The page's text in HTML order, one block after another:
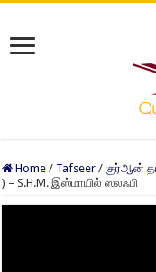
Home / Tafseer / குர்ஆன்
) – S.H.M. இஸ்மாயில் ஸலஃபி